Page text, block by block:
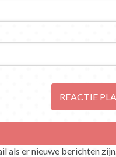
als er nieuwe berichten